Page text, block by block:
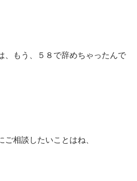
、もう、５８で辞めちゃったんで
相談したいことはね、